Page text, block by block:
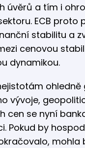
úvěrů a tím i
ECB proto
stabilitu a
cenovou
dynamikou.
ohledně
vývoje,
cen se nyní
Pokud by
mohla